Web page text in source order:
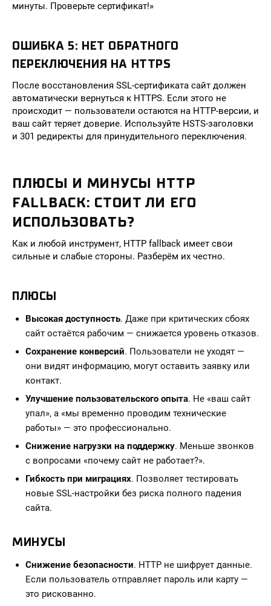
минуты. Проверьте сертификат!»
ОШИБКА 5: НЕТ ОБРАТНОГО
ПЕРЕКЛЮЧЕНИЯ НА HTTPS
После восстановления SSL-сертификата сайт должен
автоматически вернуться к HTTPS. Если этого не
происходит — пользователи остаются на HTTP-версии, и
ваш сайт теряет доверие. Используйте HSTS-заголовки
и 301 редиректы для принудительного переключения.
ПЛЮСЫ И МИНУСЫ HTTP
FALLBACK: СТОИТ ЛИ ЕГО
ИСПОЛЬЗОВАТЬ?
Как и любой инструмент, HTTP fallback имеет свои
сильные и слабые стороны. Разберём их честно.
ПЛЮСЫ
Высокая доступность. Даже при критических сбоях
сайт остаётся рабочим — снижается уровень отказов.
Сохранение конверсий. Пользователи не уходят —
они видят информацию, могут оставить заявку или
контакт.
Улучшение пользовательского опыта. Не «ваш сайт
упал», а «мы временно проводим технические
работы» — это профессионально.
Снижение нагрузки на поддержку. Меньше звонков
с вопросами «почему сайт не работает?».
Гибкость при миграциях. Позволяет тестировать
новые SSL-настройки без риска полного падения
сайта.
МИНУСЫ
Снижение безопасности. HTTP не шифрует данные.
Если пользователь отправляет пароль или карту —
это рискованно.